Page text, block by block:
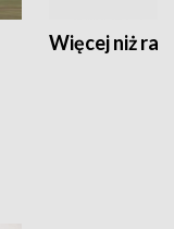
Więcej niż rajd